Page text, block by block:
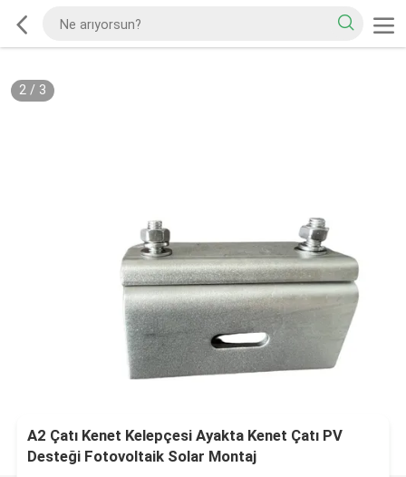
2/ 3
A2 Çatı Kenet Kelepçesi Ayakta Kenet Çatı PV
Desteği Fotovoltaik Solar Montaj